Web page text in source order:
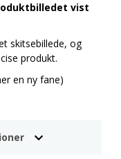
vist
skitsebillede, og
produkt.
en ny fane)